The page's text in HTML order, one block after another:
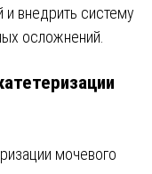
и внедрить систему
осложнений.
мочевого